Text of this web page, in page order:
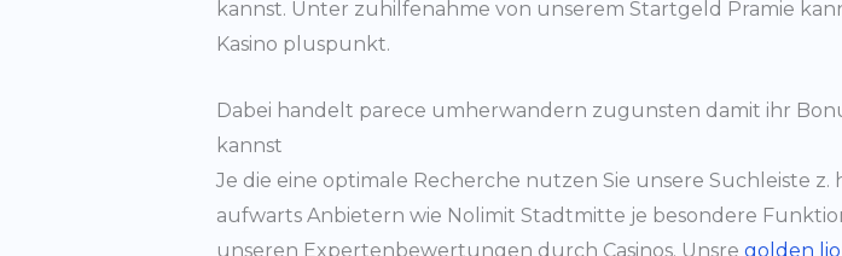
kannst. Unter zuhilfenahme von unserem Startgeld Pramie
Kasino pluspunkt.
Dabei handelt parece umherwandern zugunsten damit ihr
kannst
Je die eine optimale Recherche nutzen Sie unsere Suchleiste
aufwarts Anbietern wie Nolimit Stadtmitte je besondere
unseren Expertenbewertungen durch Casinos. Unsre golden